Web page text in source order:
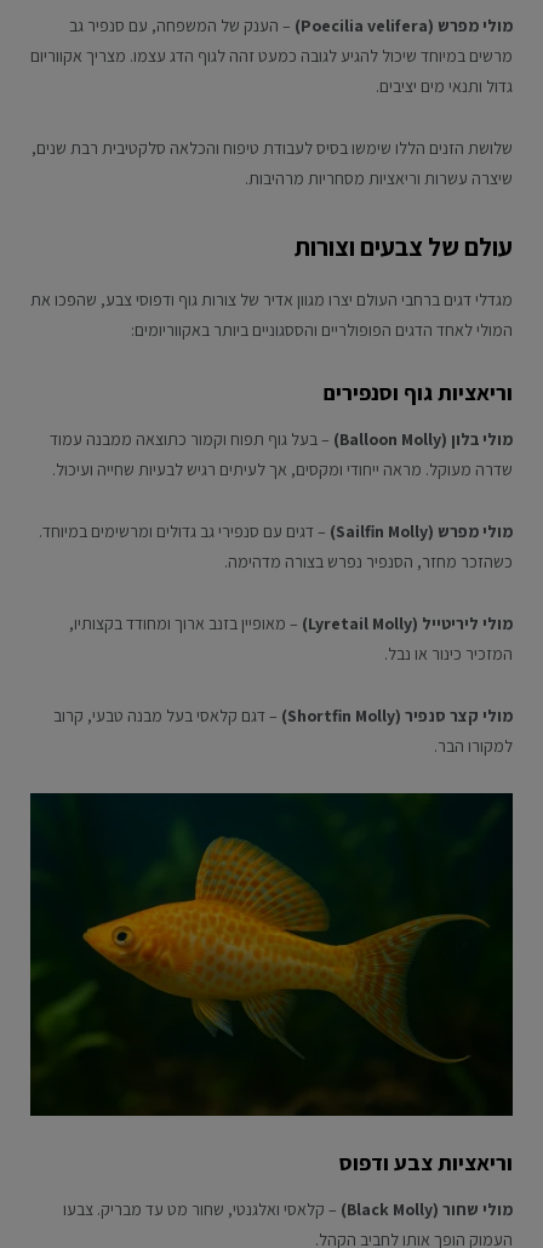
מולי מפרש (Poecilia velifera)
– הענק של המשפחה, עם סנפיר גב
מרשים במיוחד שיכול להגיע לגובה כמעט זהה לגוף הדג עצמו. מצריך אקווריום
גדול ותנאי מים יציבים.
שלושת הזנים הללו שימשו בסיס לעבודת טיפוח והכלאה סלקטיבית רבת שנים,
שיצרה עשרות וריאציות מסחריות מרהיבות.
עולם של צבעים וצורות
מגדלי דגים ברחבי העולם יצרו מגוון אדיר של צורות גוף ודפוסי צבע, שהפכו את
המולי לאחד הדגים הפופולריים והססגוניים ביותר באקווריומים:
וריאציות גוף וסנפירים
מולי בלון (Balloon Molly)
– בעל גוף תפוח וקמור כתוצאה ממבנה עמוד
שדרה מעוקל. מראה ייחודי ומקסים, אך לעיתים רגיש לבעיות שחייה ועיכול.
מולי מפרש (Sailfin Molly)
– דגים עם סנפירי גב גדולים ומרשימים במיוחד.
כשהזכר מחזר, הסנפיר נפרש בצורה מדהימה.
מולי ליריטייל (Lyretail Molly)
– מאופיין בזנב ארוך ומחודד בקצותיו,
המזכיר כינור או נבל.
מולי קצר סנפיר (Shortfin Molly)
– דגם קלאסי בעל מבנה טבעי, קרוב
למקורו הבר.
וריאציות צבע ודפוס
מולי שחור (Black Molly)
– קלאסי ואלגנטי, שחור מט עד מבריק. צבעו
העמוק הופך אותו לחביב הקהל.